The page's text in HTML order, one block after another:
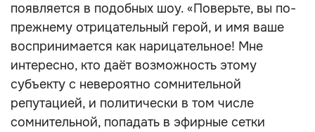
появляется в подобных шоу. «Поверьте, вы по-
прежнему отрицательный герой, и имя ваше
воспринимается как нарицательное! Мне
интересно, кто даёт возможность этому
субъекту с невероятно сомнительной
репутацией, и политически в том числе
сомнительной, попадать в эфирные сетки